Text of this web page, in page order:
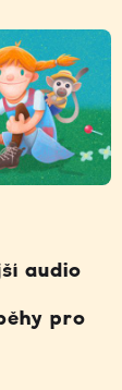
audio
pro